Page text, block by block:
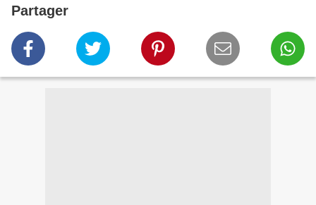
Partager